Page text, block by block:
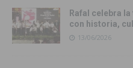
Rafal celebra
con historia,
13/06/2026